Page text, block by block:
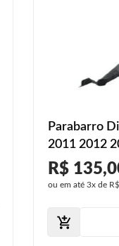
Parabarro
2011 2012
R$
ou em até 3xde